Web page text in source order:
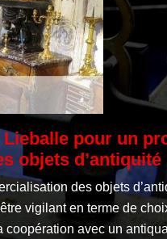
pour un
objets d’antiquité
des objets
vigilant en terme de
coopération avec un